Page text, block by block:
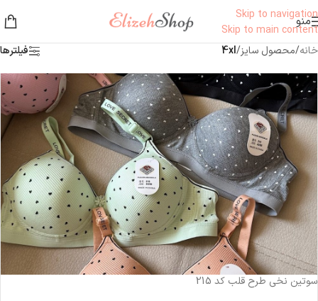
Skip to navigation
Skip to main content
منو
خانه/محصول سایز/
4xl فیلترها
سوتین نخی طرح قلب کد 215